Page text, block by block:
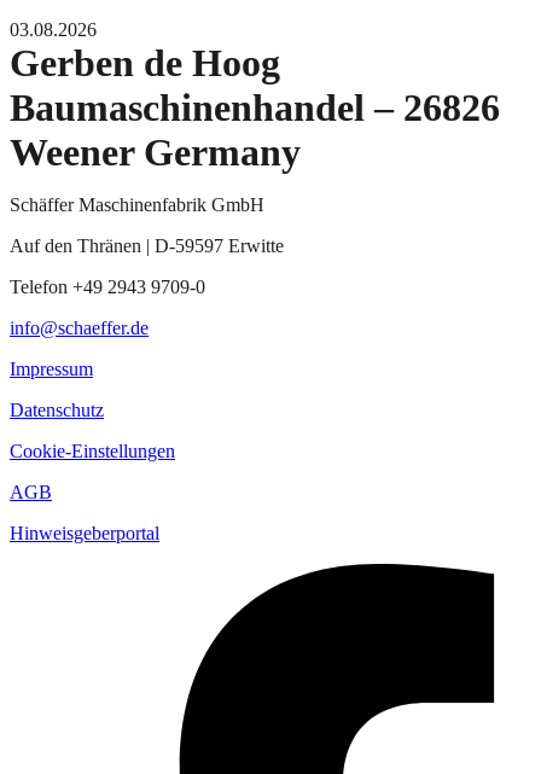
03.08.2026
Gerben de Hoog
Baumaschinenhandel – 26826
Weener Germany
Schäffer Maschinenfabrik GmbH
Auf den Thränen | D-59597 Erwitte
Telefon +49 2943 9709-0
info@schaeffer.de
Impressum
Datenschutz
Cookie-Einstellungen
AGB
Hinweisgeberportal